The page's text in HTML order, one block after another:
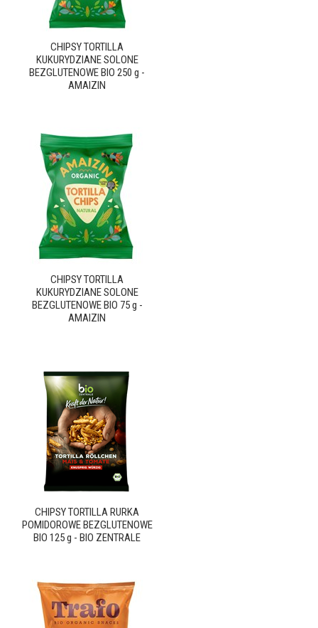
CHIPSY TORTILLA
KUKURYDZIANE SOLONE
BEZGLUTENOWE BIO 250 g -
AMAIZIN
CHIPSY TORTILLA
KUKURYDZIANE SOLONE
BEZGLUTENOWE BIO 75 g -
AMAIZIN
CHIPSY TORTILLA RURKA
POMIDOROWE BEZGLUTENOWE
BIO 125 g - BIO ZENTRALE